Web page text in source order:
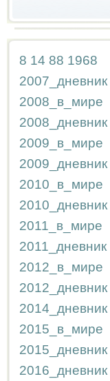
8 14 88 1968
2007_дневник
2008_в_мире
2008_дневник
2009_в_мире
2009_дневник
2010_в_мире
2010_дневник
2011_в_мире
2011_дневник
2012_в_мире
2012_дневник
2014_дневник
2015_в_мире
2015_дневник
2016_дневник